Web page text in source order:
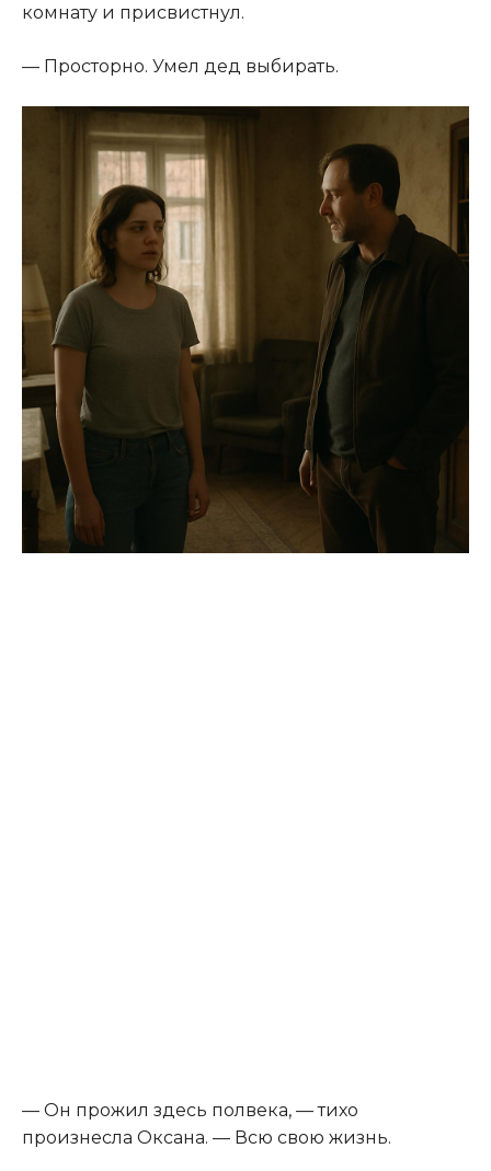
комнату и присвистнул.
— Просторно. Умел дед выбирать.
— Он прожил здесь полвека, — тихо
произнесла Оксана. — Всю свою жизнь.